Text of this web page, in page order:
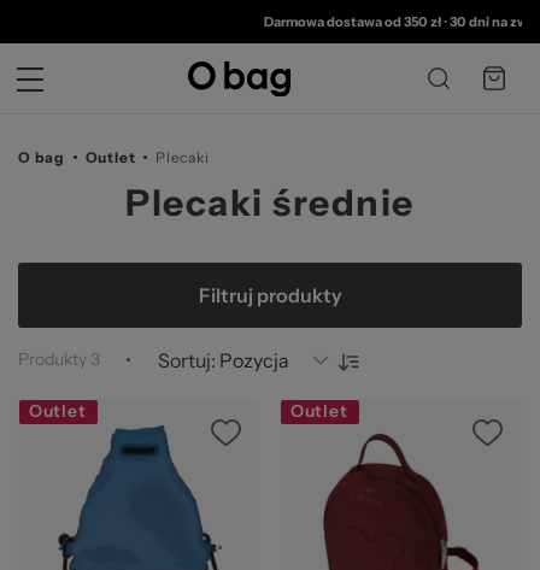
©Darmowa dostawa od 350 zł•30 dni na zwrot
O bag Outlet Plecaki
Plecaki średnie
Produkty 3 Sortuj:
Filtruj produkty
Outlet Outlet